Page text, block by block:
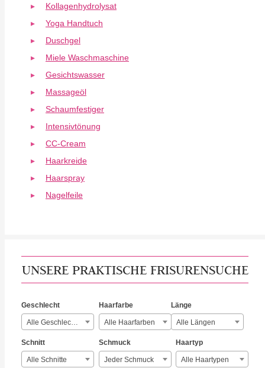
Kollagenhydrolysat
Yoga Handtuch
Duschgel
Miele Waschmaschine
Gesichtswasser
Massageöl
Schaumfestiger
Intensivtönung
CC-Cream
Haarkreide
Haarspray
Nagelfeile
UNSERE PRAKTISCHE FRISURENSUCHE
Geschlecht
Alle Geschlechter
Haarfarbe
Alle Haarfarben
Länge
Alle Längen
Schnitt
Alle Schnitte
Schmuck
Jeder Schmuck
Haartyp
Alle Haartypen